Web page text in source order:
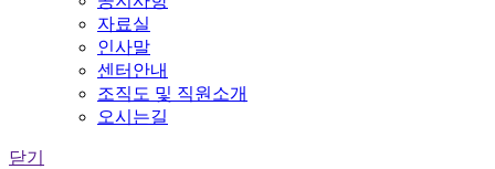
자료실
인사말
센터안내
조직도 및 직원소개
오시는길
닫기